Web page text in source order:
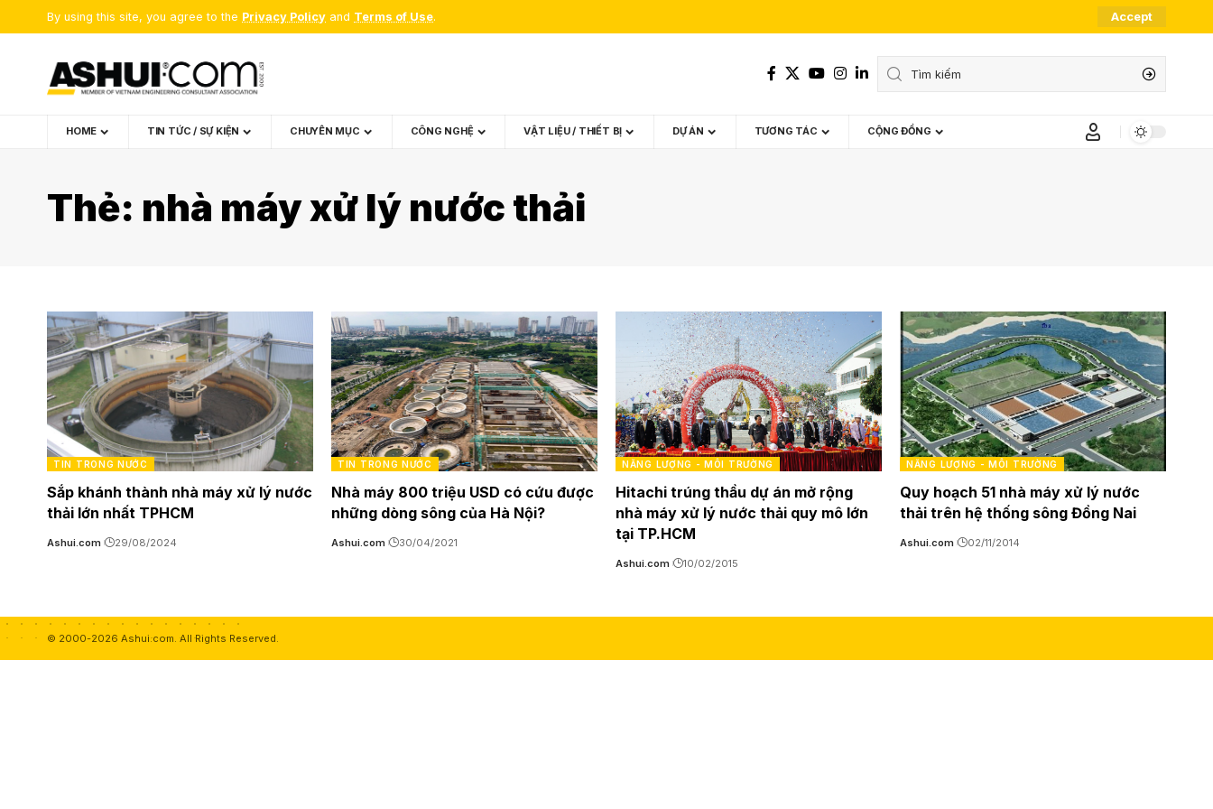
By using this site, you agree to the Privacy Policy and Terms of Use. Accept
HOME TIN TỨC / SỰ KIỆN CHUYÊN MỤC CÔNG NGHỆ VẬT LIỆU / THIẾT BỊ DỰ ÁN TƯƠNG TÁC CỘNG ĐỒNG
Thẻ: nhà máy xử lý nước thải
TIN TRONG NƯỚC
Sắp khánh thành nhà máy xử lý nước
thải lớn nhất TPHCM
Ashui.com 29/08/2024
TIN TRONG NƯỚC
Nhà máy 800 triệu USD có cứu được
những dòng sông của Hà Nội?
Ashui.com 30/04/2021
NĂNG LƯỢNG - MÔI TRƯỜNG
Hitachi trúng thầu dự án mở rộng
nhà máy xử lý nước thải quy mô lớn
tại TP.HCM
Ashui.com 10/02/2015
NĂNG LƯỢNG - MÔI TRƯỜNG
Quy hoạch 51 nhà máy xử lý nước
thải trên hệ thống sông Đồng Nai
Ashui.com 02/11/2014
© 2000-2026 Ashui.com. All Rights Reserved.